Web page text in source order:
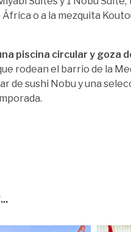
o a la mezquita
piscina circular y goza
rodean el barrio de la
de sushi Nobu y una